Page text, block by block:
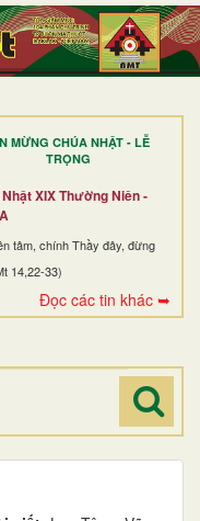
MỪNG CHÚA NHẬT - LỄ
TRỌNG
XIX Thường Niên -
tâm, chính Thầy đây, đừng
14,22-33)
Đọc các tin khác ➥